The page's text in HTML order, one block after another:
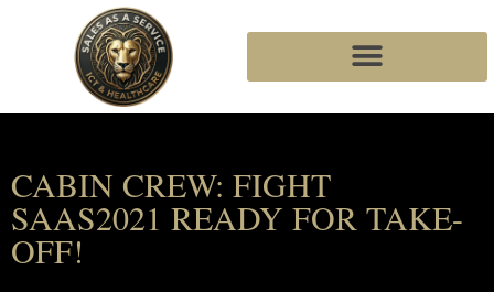
CABIN CREW: FIGHT
SAAS2021 READY FOR TAKE-
OFF!